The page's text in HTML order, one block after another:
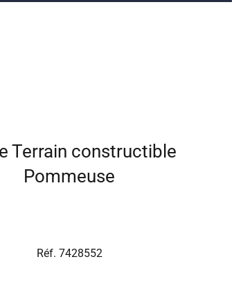
Terrain constructible
Pommeuse
Réf. 7428552